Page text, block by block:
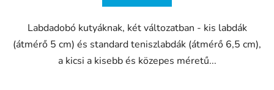
Labdadobó kutyáknak, két változatban - kis labdák
(átmérő 5 cm) és standard teniszlabdák (átmérő 6,5 cm),
a kicsi a kisebb és közepes méretű...